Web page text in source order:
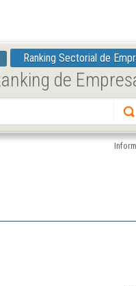
Ranking Sectorial de
de